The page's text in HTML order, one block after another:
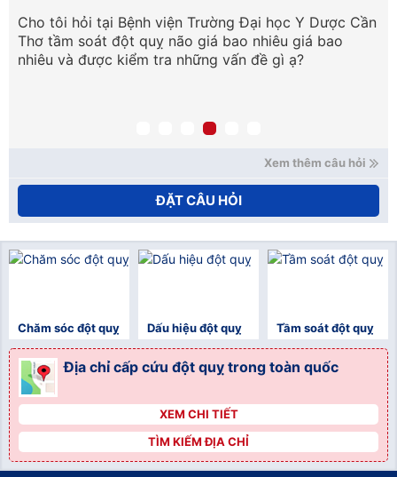
Cho tôi hỏi tại Bệnh viện Trường Đại học Y Dược Cần
Thơ tầm soát đột quỵ não giá bao nhiêu giá bao
nhiêu và được kiểm tra những vấn đề gì ạ?
Xem thêm câu hỏi
ĐẶT CÂU HỎI
">
Chăm sóc đột quỵ
">
Dấu hiệu đột quỵ
">
Tầm soát đột quỵ
Địa chỉ cấp cứu đột quỵ trong toàn quốc
XEM CHI TIẾT
TÌM KIẾM ĐỊA CHỈ